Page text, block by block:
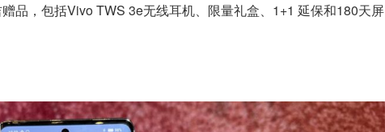
品，包括Vivo TWS 3e无线耳机、限量礼盒、1+1 延保和180天屏